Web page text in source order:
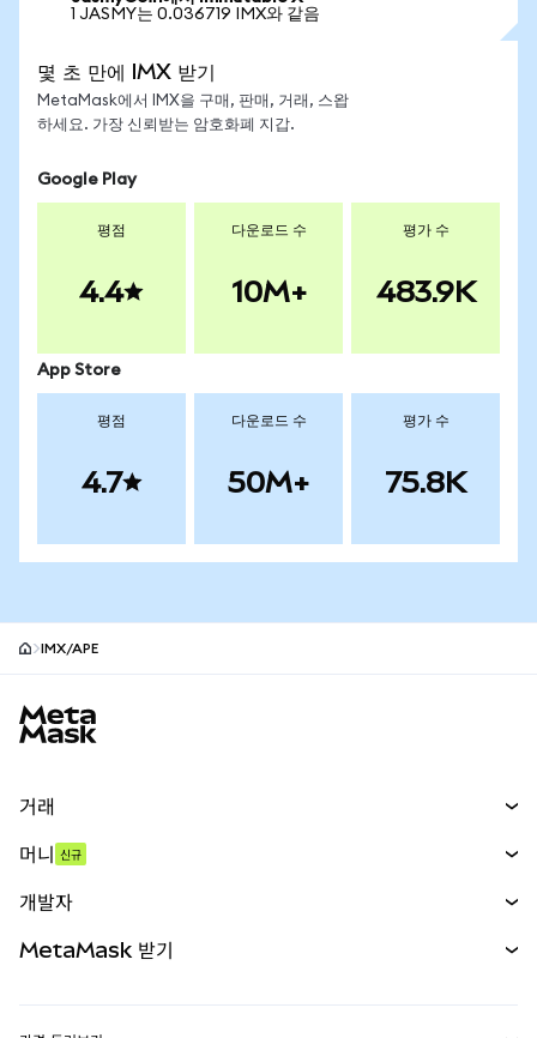
1 JASMY는 0.036719 IMX와 같음
몇 초 만에 IMX 받기
MetaMask에서 IMX을 구매, 판매, 거래, 스왑
하세요. 가장 신뢰받는 암호화폐 지갑.
Google Play
평점
4.4
다운로드 수
10M+
평가 수
483.9K
App Store
평점
4.7
다운로드 수
50M+
평가 수
75.8K
IMX/APE
거래
무기한 선물
실물자산
머니 신규
개발자
MetaMask 받기